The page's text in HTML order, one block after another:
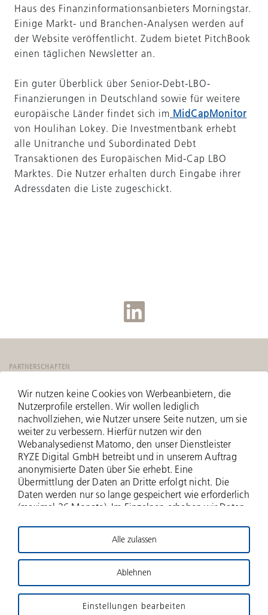
Haus des Finanzinformationsanbieters Morningstar.
Einige Markt- und Branchen-Analysen werden auf
der Website veröffentlicht. Zudem bietet PitchBook
einen täglichen Newsletter an.
Ein guter Überblick über Senior-Debt-LBO-
Finanzierungen in Deutschland sowie für weitere
europäische Länder findet sich im MidCapMonitor
von Houlihan Lokey. Die Investmentbank erhebt
alle Unitranche und Subordinated Debt
Transaktionen des Europäischen Mid-Cap LBO
Marktes. Die Nutzer erhalten durch Eingabe ihrer
Adressdaten die Liste zugeschickt.
PARTNERSCHAFTEN
© 2026 Deutsche Beteiligungs AG
Gender-Hinweis
Kontakt Sitemap DBAG-Stiftung
Wir nutzen keine Cookies von Werbeanbietern, die
Nutzerprofile erstellen. Wir wollen lediglich
nachvollziehen, wie Nutzer unsere Seite nutzen, um sie
weiter zu verbessern. Hierfür nutzen wir den
Webanalysedienst Matomo, den unser Dienstleister
RYZE Digital GmbH betreibt und in unserem Auftrag
anonymisierte Daten über Sie erhebt. Eine
Übermittlung der Daten an Dritte erfolgt nicht. Die
Daten werden nur so lange gespeichert wie erforderlich
(maximal 36 Monate). Im Einzelnen erheben wir Daten
werden erfasst), zu aufgerufenen Webseiten und Ihrer
Verweildauer hierauf, Häufigkeit der Aufrufe, zu
Suchanfragen und Downloads, und über weitere
Interaktionen auf der Website, und schließlich
Informationen über Ihren Browser- und das
Betriebssystem. Für die Nutzung dieses
datenschutzfreundlichen Webanalysedienstes bitten
Einstellungen bearbeiten
Ablehnen
Alle zulassen